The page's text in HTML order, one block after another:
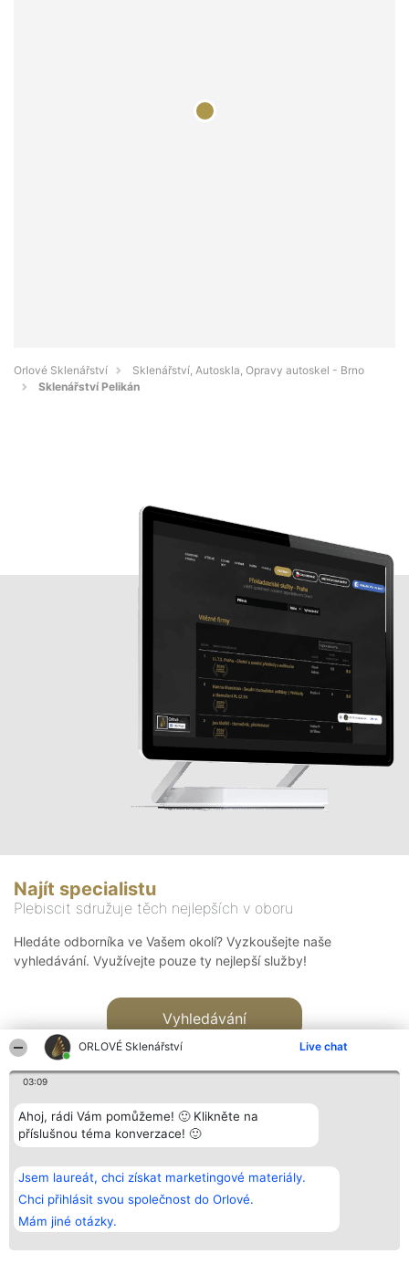
ORLOVÉ Sklenářství Live chat
03:09
Ahoj, rádi Vám pomůžeme! 🙂 Klikněte na
příslušnou téma konverzace! 🙂
Jsem laureát, chci získat marketingové materiály.
Chci přihlásit svou společnost do Orlové.
Mám jiné otázky.
Orlové Sklenářství
Sklenářství, Autoskla, Opravy autoskel - Brno
Sklenářství Pelikán
Najít specialistu
Plebiscit sdružuje těch nejlepších v oboru
Hledáte odborníka ve Vašem okolí? Vyzkoušejte naše
vyhledávání. Využívejte pouze ty nejlepší služby!
Vyhledávání
Bright Side Solutions sp. z o.
o. sp. k.
ul. Ruska 22
Wrocław 50-079
KRS 0000749100 | Regon
381313360 | NIP 8943132676
Vítězové
Seznam všech
laureátů
Zásady
Zásady
Kontakt